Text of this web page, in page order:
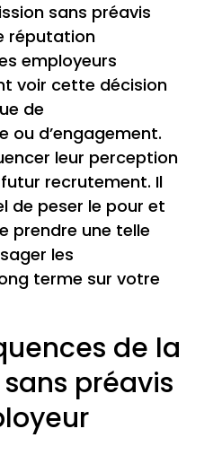
sans préavis
réputation
employeurs
voir cette décision
de
ou d’engagement.
leur perception
recrutement. Il
de peser le pour et
prendre une telle
les
terme sur votre
de la
préavis